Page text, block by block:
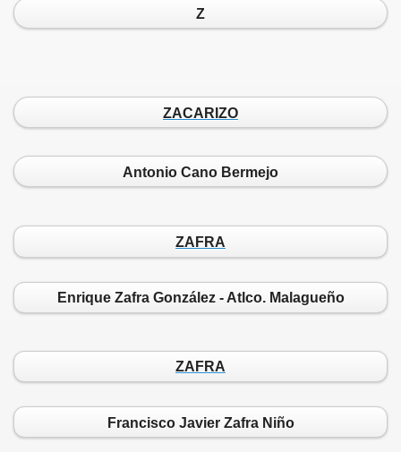
Z
ZACARIZO
Antonio Cano Bermejo
ZAFRA
Enrique Zafra González - Atlco. Malagueño
ZAFRA
Francisco Javier Zafra Niño